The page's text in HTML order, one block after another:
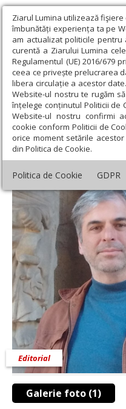
Ziarul Lumina utilizează
îmbunătăți experiența ta pe
am actualizat politicile
curentă a Ziarului Lumina
Regulamentul (UE) 2016/679
ceea ce privește prelucrarea
libera circulație a acestor
Website-ul nostru te rugăm
înțelege conținutul Politicii de
Website-ul nostru confirmi
cookie conform Politicii de
orice moment setările
din Politica de Cookie.
Politica de Cookie GDPR
Ziarul Lumina › Opinii ›
Ura, noua iubire
Galerie foto (1)
Editorial